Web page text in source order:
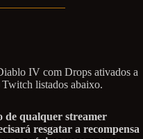
IV com Drops ativados a
Twitch listados abaixo.
de qualquer streamer
resgatar a recompensa